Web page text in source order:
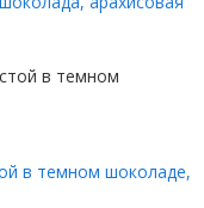
в темном шоколаде,